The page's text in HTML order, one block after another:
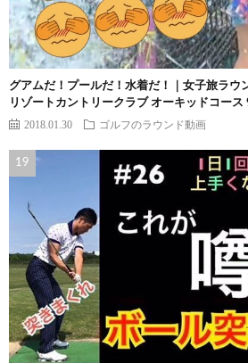
グアムだ！プールだ！水着だ！｜女子旅ラウ
リゾートカントリークラブ オーキッドコース
2018.01.30 ゴルフのラウンド動画